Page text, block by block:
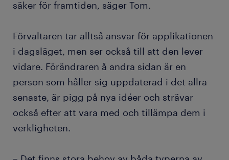
säker för framtiden, säger Tom.
Förvaltaren tar alltså ansvar för applikationen
i dagsläget, men ser också till att den lever
vidare. Förändraren å andra sidan är en
person som håller sig uppdaterad i det allra
senaste, är pigg på nya idéer och strävar
också efter att vara med och tillämpa dem i
verkligheten.